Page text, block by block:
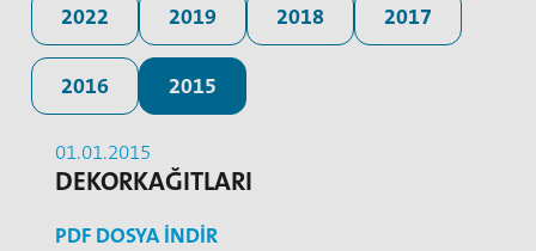
2022 2019 2018 2017
2016 2015
01.01.2015
DEKORKAĞITLARI
PDF DOSYA INDIR